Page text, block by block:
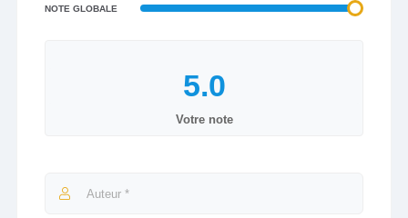
NOTE GLOBALE
Votre note